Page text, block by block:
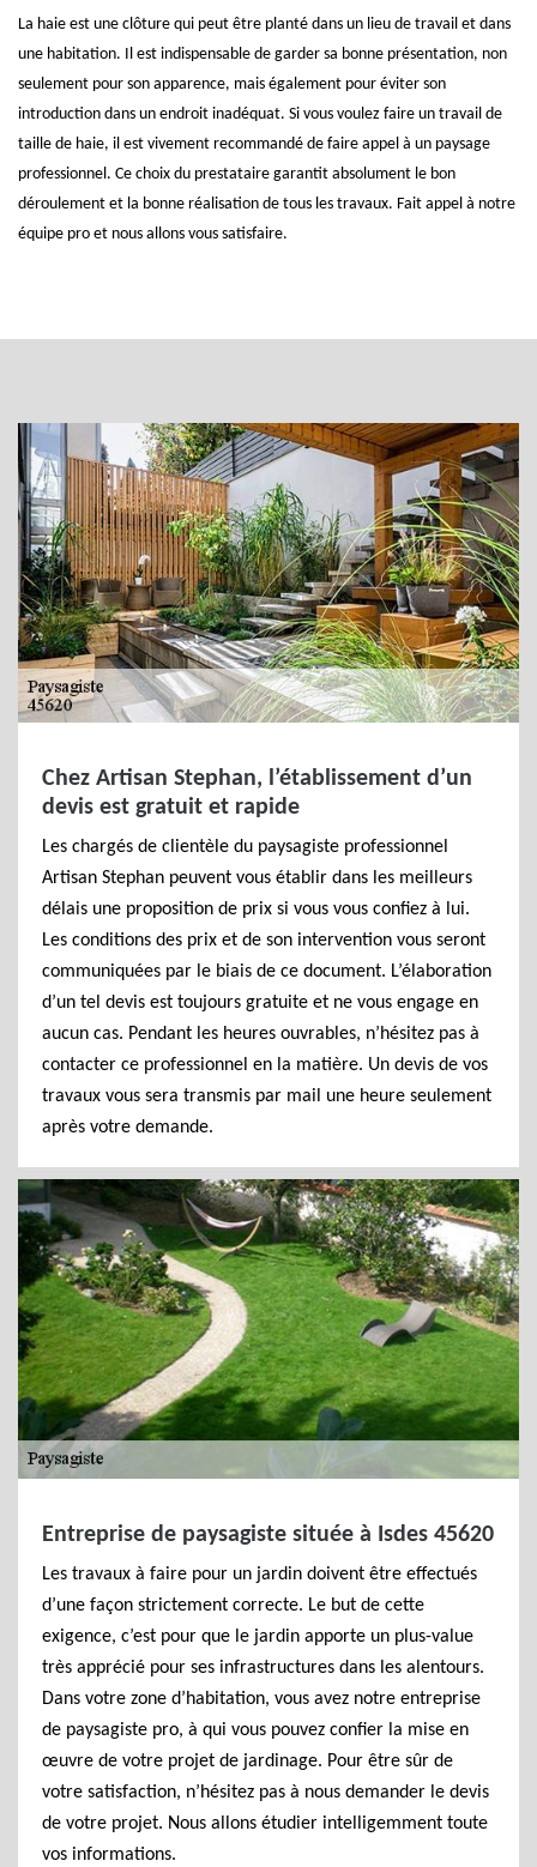
La haie est une clôture qui peut être planté dans un lieu de travail et dans
une habitation. Il est indispensable de garder sa bonne présentation, non
seulement pour son apparence, mais également pour éviter son
introduction dans un endroit inadéquat. Si vous voulez faire un travail de
taille de haie, il est vivement recommandé de faire appel à un paysage
professionnel. Ce choix du prestataire garantit absolument le bon
déroulement et la bonne réalisation de tous les travaux. Fait appel à notre
équipe pro et nous allons vous satisfaire.
Chez Artisan Stephan, l’établissement d’un
devis est gratuit et rapide
Les chargés de clientèle du paysagiste professionnel
Artisan Stephan peuvent vous établir dans les meilleurs
délais une proposition de prix si vous vous confiez à lui.
Les conditions des prix et de son intervention vous seront
communiquées par le biais de ce document. L’élaboration
d’un tel devis est toujours gratuite et ne vous engage en
aucun cas. Pendant les heures ouvrables, n’hésitez pas à
contacter ce professionnel en la matière. Un devis de vos
travaux vous sera transmis par mail une heure seulement
après votre demande.
Entreprise de paysagiste située à Isdes 45620
Les travaux à faire pour un jardin doivent être effectués
d’une façon strictement correcte. Le but de cette
exigence, c’est pour que le jardin apporte un plus-value
très apprécié pour ses infrastructures dans les alentours.
Dans votre zone d’habitation, vous avez notre entreprise
de paysagiste pro, à qui vous pouvez confier la mise en
œuvre de votre projet de jardinage. Pour être sûr de
votre satisfaction, n’hésitez pas à nous demander le devis
de votre projet. Nous allons étudier intelligemment toute
vos informations.